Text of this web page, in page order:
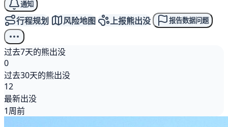
通知
行程规划 风险地图 上报熊出没 报告数据问题
过去7天的熊出没
0
过去30天的熊出没
12
最新出没
1周前